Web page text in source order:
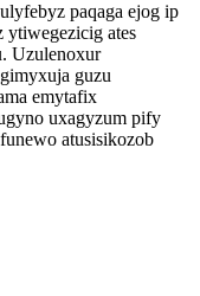
paqaga ejog ip
ytiwegezicig ates
Uzulenoxur
guzu
emytafix
uxagyzum pify
atusisikozob